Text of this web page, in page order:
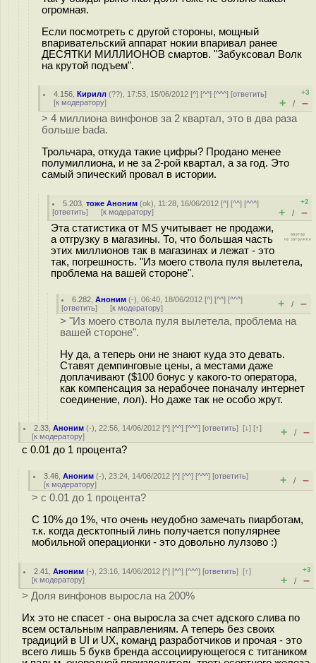
огромная.
Если посмотреть с другой стороны, мощный
впаривательский аппарат нокии впаривал ранее
ДЕСЯТКИ МИЛЛИОНОВ смартов. "Забуксовал Волк
на крутой подъем".
4.156 ,Кирилл (??), 17:53, 15/06/2012 [^] [^^] [^^^] [ответить]
[к модератору]
+3
+ / –
> 4 миллиона винфонов за 2 квартал, это в два раза
больше bada.
Трольчара, откуда такие цифры? Продано менее
полумиллиона, и не за 2-рой квартал, а за год. Это
самый эпический провал в истории.
5.203 ,тоже Аноним (ok), 11:28, 16/06/2012 [^] [^^] [^^^]
[ответить] [к модератору]
+2
+ / –
Эта статистика от MS учитывает не продажи,
а отгрузку в магазины. То, что большая часть
этих миллионов так в магазинах и лежат - это
так, погрешность. "Из моего ствола пуля вылетела,
проблема на вашей стороне".
6.282 ,Аноним (-), 06:40, 18/06/2012 [^] [^^] [^^^]
[ответить] [к модератору] + / –
> "Из моего ствола пуля вылетела, проблема на
вашей стороне".
Ну да, а теперь они не знают куда это девать.
Ставят демпинговые цены, а местами даже
доплачивают ($100 бонус у какого-то оператора,
как компенсация за нерабочее поначалу интернет
соединение, лол). Но даже так не особо жрут.
2.33 ,Аноним (-), 22:56, 14/06/2012 [^] [^^] [^^^] [ответить][↓] [↑]
[к модератору] + / –
с 0.01 до 1 процента?
3.46 ,Аноним (-), 23:24, 14/06/2012 [^] [^^] [^^^] [ответить]
[к модератору] + / –
> с 0.01 до 1 процента?
С 10% до 1%, что очень неудобно замечать пиарботам,
т.к. когда десктопный линь получается популярнее
мобильной операционки - это довольно лулзово :)
2.41 ,Аноним (-), 23:16, 14/06/2012 [^] [^^] [^^^] [ответить][↑]
[к модератору]
+3
+ / –
> Доля винфонов выросла на 200%
Их это не спасет - она выросла за счет адского слива по
всем остальным направлениям. А теперь без своих
традиций в UI и UX, команд разработчиков и прочая - это
всего лишь 5 букв бренда ассоциирующегося с титаником